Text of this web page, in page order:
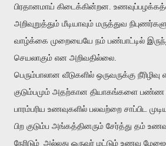
பிரதானமாய் கிடைக்கின்றன.
அறிவுறுத்தும் மீடியாவும் மருத்துவ
வாழ்க்கை முறையையே நம் பண்பாட்டில் இருந்து
செயலாகும் என அறிவதில்லை.
பெரும்பாலான வீடுகளில் ஒருவருக்கு
குடும்பமும் அதற்கான தியாகங்களை பண்ண
பாரம்பரிய உணவுகளில் பலவற்றை சாப்பிட
பிற குடும்ப அங்கத்தினரும் சேர்த்து தம்
நேரிடும் அல்லது ஒருவர் மட்டும் உணவு